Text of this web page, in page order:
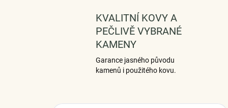
KVALITNÍ KOVY A
PEČLIVĚ VYBRANÉ
KAMENY
Garance jasného původu
kamenů i použitého kovu.